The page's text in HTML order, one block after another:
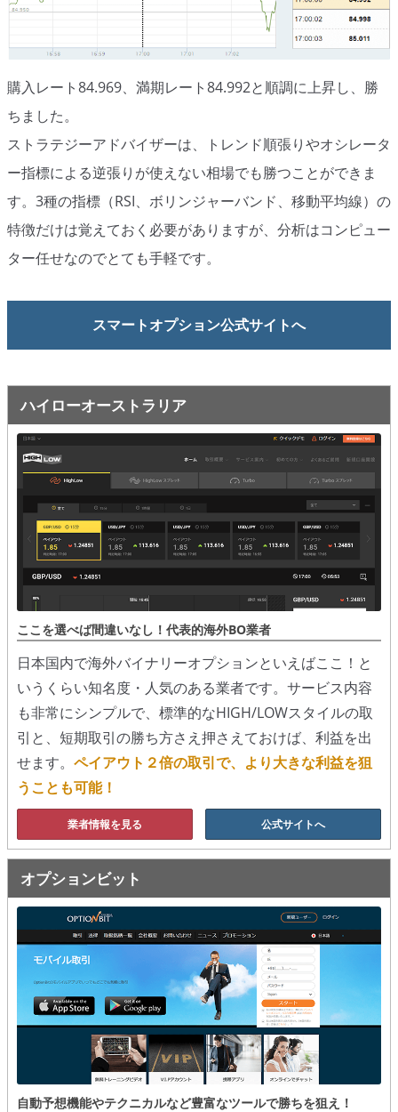
購入レート84.969、満期レート84.992と順調に上昇し、勝
ちました。
ストラテジーアドバイザーは、トレンド順張りやオシレータ
ー指標による逆張りが使えない相場でも勝つことができま
す。3種の指標（RSI、ボリンジャーバンド、移動平均線）の
特徴だけは覚えておく必要がありますが、分析はコンピュー
ター任せなのでとても手軽です。
スマートオプション公式サイトへ
ハイローオーストラリア
ここを選べば間違いなし！代表的海外BO業者
日本国内で海外バイナリーオプションといえばここ！と
いうくらい知名度・人気のある業者です。サービス内容
も非常にシンプルで、標準的なHIGH/LOWスタイルの取
引と、短期取引の勝ち方さえ押さえておけば、利益を出
せます。 ペイアウト２倍の取引で、より大きな利益を狙
うことも可能！
業者情報を見る 公式サイトへ
オプションビット
自動予想機能やテクニカルなど豊富なツールで勝ちを狙え！